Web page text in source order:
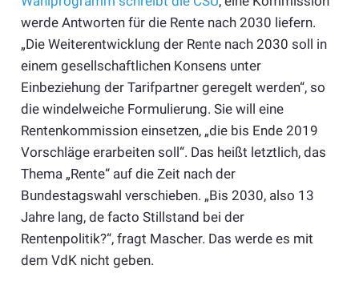
werde Antworten für die Rente nach 2030 liefern.
„Die Weiterentwicklung der Rente nach 2030 soll in
einem gesellschaftlichen Konsens unter
Einbeziehung der Tarifpartner geregelt werden“, so
die windelweiche Formulierung. Sie will eine
Rentenkommission einsetzen, „die bis Ende 2019
Vorschläge erarbeiten soll“. Das heißt letztlich, das
Thema „Rente“ auf die Zeit nach der
Bundestagswahl verschieben. „Bis 2030, also 13
Jahre lang, de facto Stillstand bei der
Rentenpolitik?“, fragt Mascher. Das werde es mit
dem VdK nicht geben.